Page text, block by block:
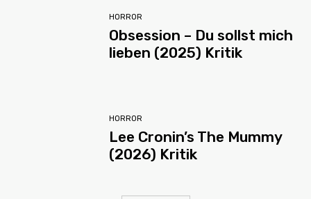
HORROR
Obsession – Du sollst mich
lieben (2025) Kritik
HORROR
Lee Cronin’s The Mummy
(2026) Kritik